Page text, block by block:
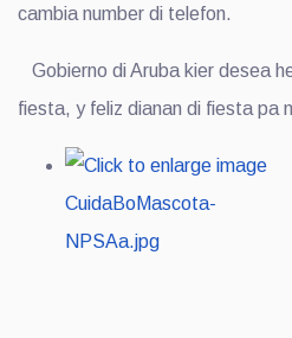
cambia number di telefon.
Gobierno di Aruba kier desea
fiesta, y feliz dianan di fiesta pa